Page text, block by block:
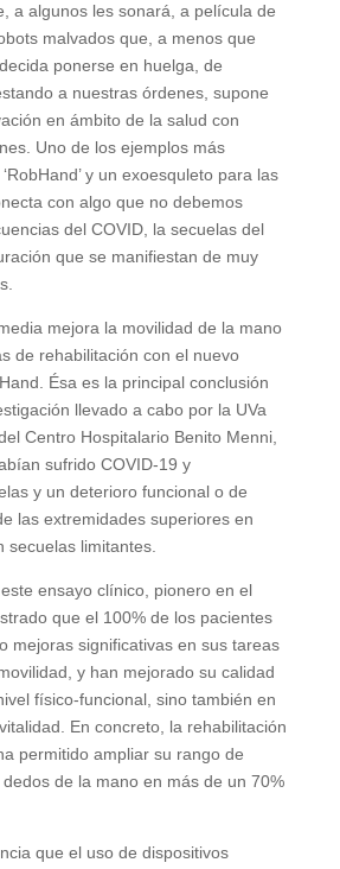
a algunos les sonará, a película de
malvados que, a menos que
decida ponerse en huelga, de
a nuestras órdenes, supone
en ámbito de la salud con
Uno de los ejemplos más
y un exoesquleto para las
con algo que no debemos
del COVID, la secuelas del
que se manifiestan de muy
mejora la movilidad de la mano
de rehabilitación con el nuevo
Ésa es la principal conclusión
llevado a cabo por la UVa
Centro Hospitalario Benito Menni,
sufrido COVID-19 y
y un deterioro funcional o de
las extremidades superiores en
secuelas limitantes.
ensayo clínico, pionero en el
que el 100% de los pacientes
mejoras significativas en sus tareas
y han mejorado su calidad
físico-funcional, sino también en
En concreto, la rehabilitación
permitido ampliar su rango de
de la mano en más de un 70%
que el uso de dispositivos